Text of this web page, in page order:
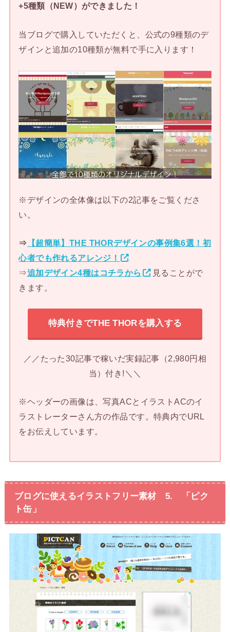
+5種類（NEW）ができました！
当ブログで購入していただくと、公式の9種類のデ
ザインと追加の10種類が無料で手に入ります！
※デザインの全体像は以下の2記事をご覧くださ
い。
⇒ 【超簡単】THE THORデザインの事例集6選！初
心者でも作れるアレンジ！
⇒追加デザイン4種はコチラから
見ることがで
きます。
特典付きでTHE THORを購入する
／／たった30記事で稼いだ実録記事（2,980円相
当）付き!＼＼
※ヘッダーの画像は、写真ACとイラストACのイ
ラストレーターさん方の作品です。特典内でURL
をお伝えしています。
ブログに使えるイラストフリー素材 5. 「ピク
ト缶」